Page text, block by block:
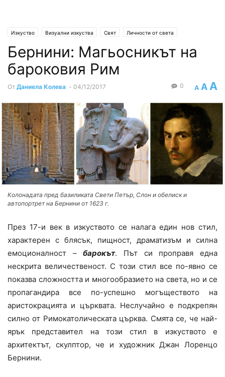
Изкуство Визуални изкуства Свят Личности от света
Бернини: Магьосникът на
бароковия Рим
От Даниела Колева - 04/12/2017 A A A
0
Колонадата пред базиликата Свети Петър, Слон и обелиск и
автопортрет на Бернини от 1623 г.
През 17-и век в изкуството се налага един нов стил,
характерен с блясък, пищност, драматизъм и силна
емоционалност –барокът. Път си проправя една
нескрита величественост. С този стил все по-явно се
показва сложността и многообразието на света, но и се
пропагандира все по-успешно могъществото на
аристокрацията и църквата. Неслучайно е подкрепян
силно от Римокатолическата църква. Смята се, че най-
ярък представител на този стил в изкуството е
архитектът, скулптор, че и художник Джан Лоренцо
Бернини.